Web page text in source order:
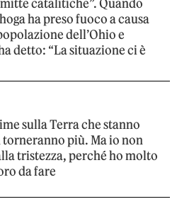
catalitiche”. Quando
ha preso fuoco a causa
dell’Ohio e
detto: “La situazione ci è
sulla Terra che stanno
più. Ma io non
tristezza, perché ho molto
da fare